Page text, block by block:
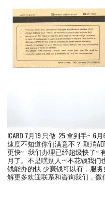
ICARD 7月19 只做 25 拿到手~ 6
速度不知道你们满意不？ 取消
更快~ 我们办理已经超级快了~
月了。不是嘿别人·~ 不花钱我
钱能办的快 少赚钱可以有，服
解更多欢迎联系和咨询我们，微